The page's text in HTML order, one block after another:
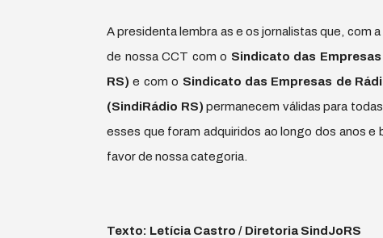
A presidenta lembra as e os jornalistas que, com
de nossa CCT com o Sindicato das
RS)e com o Sindicato das Empresas de
(SindiRádio RS) permanecem válidas para
esses que foram adquiridos ao longo dos anos
favor de nossa categoria.
Texto: Letícia Castro / Diretoria SindJoRS